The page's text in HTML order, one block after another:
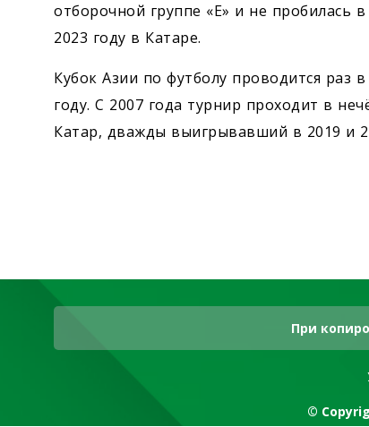
отборочной группе «Е» и не пробилась
2023 году в Катаре.
Кубок Азии по футболу проводится раз
году. С 2007 года турнир проходит в
Катар, дважды выигрывавший в 2019 и
При
©